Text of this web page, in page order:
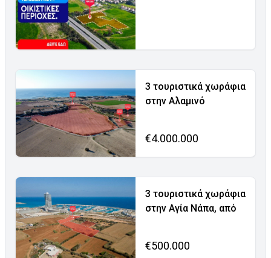
3 τουριστικά χωράφια
στην Αλαμινό
€4.000.000
3 τουριστικά χωράφια
στην Αγία Νάπα, από
€500.000